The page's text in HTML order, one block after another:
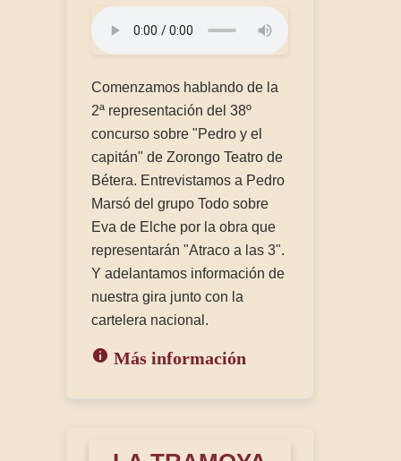
Comenzamos hablando de la
2ª representación del 38º
concurso sobre "Pedro y el
capitán" de Zorongo Teatro de
Bétera. Entrevistamos a Pedro
Marsó del grupo Todo sobre
Eva de Elche por la obra que
representarán "Atraco a las 3".
Y adelantamos información de
nuestra gira junto con la
cartelera nacional.
Más información